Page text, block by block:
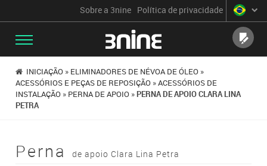
Sobre a 3nine Política de privacidade
INICIAÇÃO » ELIMINADORES DE NÉVOA DE ÓLEO »
ACESSÓRIOS E PEÇAS DE REPOSIÇÃO»ACESSÓRIOS DE
INSTALAÇÃO» PERNA DE APOIO»PERNA DE APOIO CLARA LINA
PETRA
Perna de apoio Clara Lina Petra